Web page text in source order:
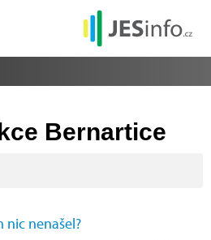
Bernartice
nic nenašel?